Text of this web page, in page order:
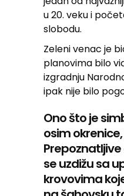
u 20. veku i
slobodu.
Zeleni venac je
planovima bilo
izgradnju
ipak nije bilo
Ono što je
osim
se uzdižu sa
krovovima